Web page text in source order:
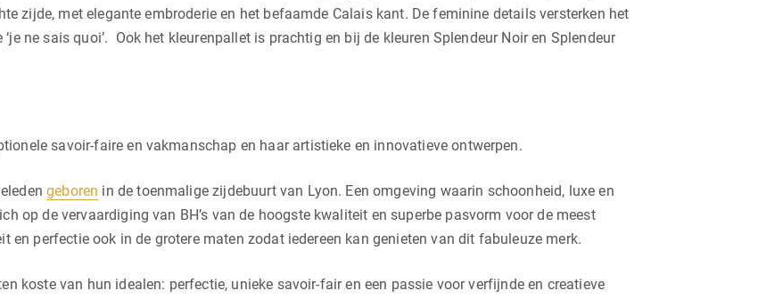
zijde, met elegante embroderie en het befaamde Calais kant. De feminine details versterken het
ne sais quoi’. Ook het kleurenpallet is prachtig en bij de kleuren Splendeur Noir en Splendeur
savoir-faire en vakmanschap en haar artistieke en innovatieve ontwerpen.
geboren in de toenmalige zijdebuurt van Lyon. Een omgeving waarin schoonheid, luxe en
op de vervaardiging van BH’s van de hoogste kwaliteit en superbe pasvorm voor de meest
en perfectie ook in de grotere maten zodat iedereen kan genieten van dit fabuleuze merk.
koste van hun idealen: perfectie, unieke savoir-fair en een passie voor verfijnde en creatieve